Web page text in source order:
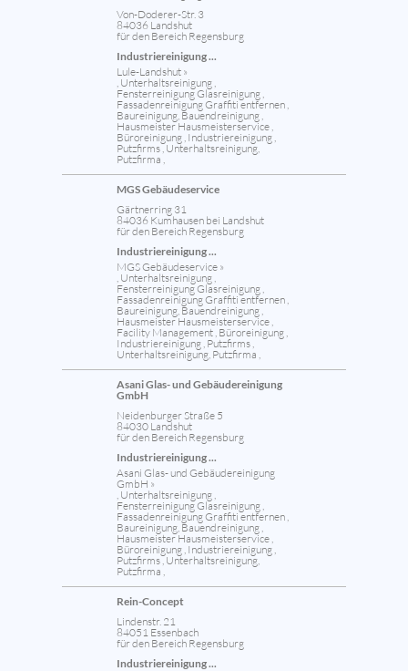
Von-Doderer-Str. 3
84036 Landshut
für den Bereich Regensburg
Industriereinigung ...
Lule-Landshut »
, Unterhaltsreinigung ,
Fensterreinigung Glasreinigung ,
Fassadenreinigung Graffiti entfernen ,
Baureinigung, Bauendreinigung ,
Hausmeister Hausmeisterservice ,
Büroreinigung , Industriereinigung ,
Putzfirms , Unterhaltsreinigung,
Putzfirma ,
MGS Gebäudeservice
Gärtnerring 31
84036 Kumhausen bei Landshut
für den Bereich Regensburg
Industriereinigung ...
MGS Gebäudeservice »
, Unterhaltsreinigung ,
Fensterreinigung Glasreinigung ,
Fassadenreinigung Graffiti entfernen ,
Baureinigung, Bauendreinigung ,
Hausmeister Hausmeisterservice ,
Facility Management , Büroreinigung ,
Industriereinigung , Putzfirms ,
Unterhaltsreinigung, Putzfirma ,
Asani Glas- und Gebäudereinigung
GmbH
Neidenburger Straße 5
84030 Landshut
für den Bereich Regensburg
Industriereinigung ...
Asani Glas- und Gebäudereinigung
GmbH »
, Unterhaltsreinigung ,
Fensterreinigung Glasreinigung ,
Fassadenreinigung Graffiti entfernen ,
Baureinigung, Bauendreinigung ,
Hausmeister Hausmeisterservice ,
Büroreinigung , Industriereinigung ,
Putzfirms , Unterhaltsreinigung,
Putzfirma ,
Rein-Concept
Lindenstr. 21
84051 Essenbach
für den Bereich Regensburg
Industriereinigung ...